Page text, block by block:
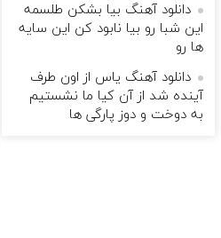
دانلود آهنگ بیا بشکن طلسمه
این شبا رو بیا نابود کن این سایه
ها رو
دانلود آهنگ یاس از اون طرف
آینده شد از آن کیا ما نشستیم
به دوخت و دوز پارگی ها